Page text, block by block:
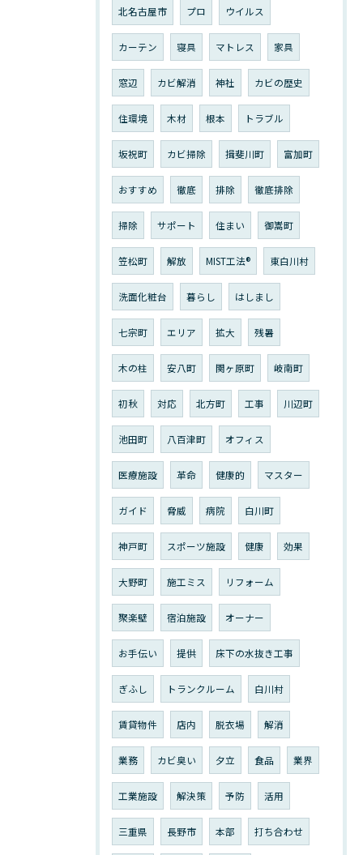
北名古屋市 プロ ウイルス
カーテン 寝具 マトレス 家具
窓辺 カビ解消 神社 カビの歴史
住環境 木材 根本 トラブル
坂祝町 カビ掃除 揖斐川町 富加町
おすすめ 徹底 排除 徹底排除
掃除 サポート 住まい 御嵩町
笠松町 解放 MIST工法®︎ 東白川村
洗面化粧台 暮らし はしまし
七宗町 エリア 拡大 残暑
木の柱 安八町 関ヶ原町 岐南町
初秋 対応 北方町 工事 川辺町
池田町 八百津町 オフィス
医療施設 革命 健康的 マスター
ガイド 脅威 病院 白川町
神戸町 スポーツ施設 健康 効果
大野町 施工ミス リフォーム
聚楽壁 宿泊施設 オーナー
お手伝い 提供 床下の水抜き工事
ぎふし トランクルーム 白川村
賃貸物件 店内 脱衣場 解消
業務 カビ臭い 夕立 食品 業界
工業施設 解決策 予防 活用
三重県 長野市 本部 打ち合わせ